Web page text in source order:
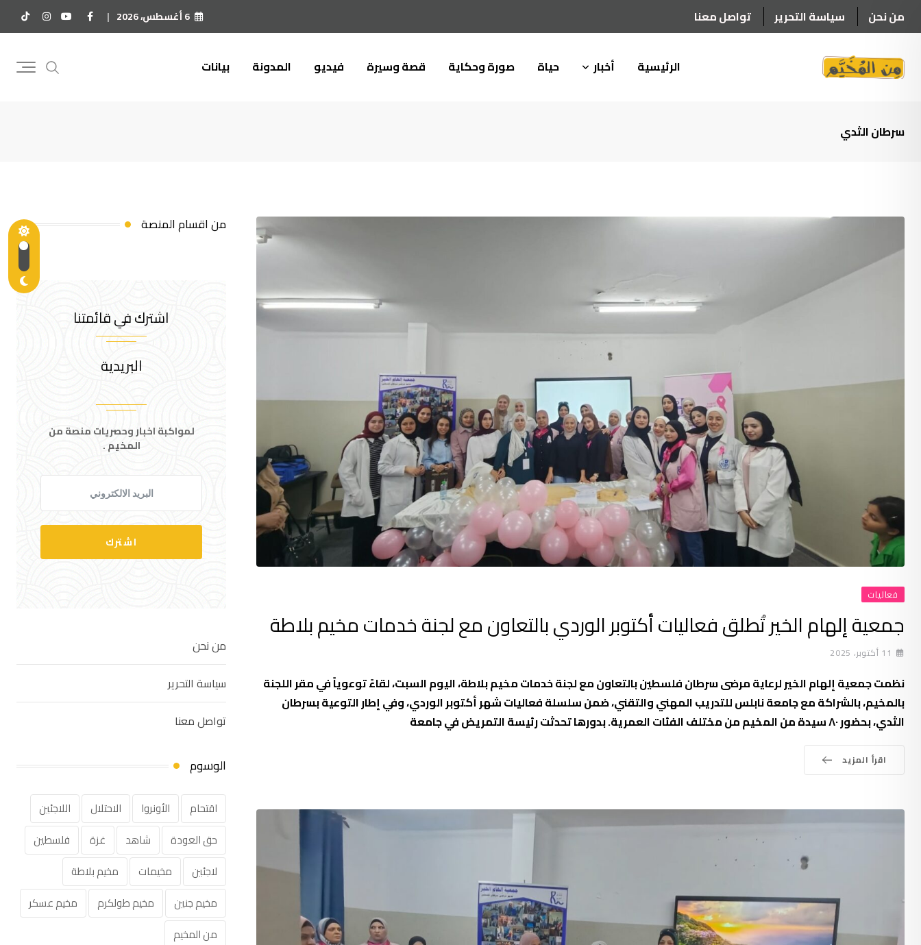
to
من نحن سياسة التحرير تواصل معنا 6 أغسطس، 2026
الرئيسية أخبار حياة صورة وحكاية قصة وسيرة فيديو المدونة بيانات
سرطان الثدي
فعاليات
جمعية إلهام الخير تُطلق فعاليات أكتوبر الوردي بالتعاون مع لجنة خدمات مخيم بلاطة
11 أكتوبر، 2025
نظمت جمعية إلهام الخير لرعاية مرضى سرطان فلسطين بالتعاون مع لجنة خدمات مخيم بلاطة، اليوم السبت، لقاءً توعوياً في مقر اللجنة
بالمخيم، بالشراكة مع جامعة نابلس للتدريب المهني والتقني، ضمن سلسلة فعاليات شهر أكتوبر الوردي، وفي إطار التوعية بسرطان
الثدي، بحضور ٨٠ سيدة من المخيم من مختلف الفئات العمرية. بدورها تحدثت رئيسة التمريض في جامعة
اقرأ المزيد
من اقسام المنصة
اشترك في قائمتنا
البريدية
لمواكبة اخبار وحصريات منصة من
المخيم .
اشترك
من نحن
سياسة التحرير
تواصل معنا
الوسوم
اقتحام الأونروا الاحتلال
اللاجئين
حق العودة
شاهد غزة
فلسطين
لاجئين
مخيمات
مخيم بلاطة
مخيم جنين
مخيم طولكرم
مخيم عسكر
من المخيم